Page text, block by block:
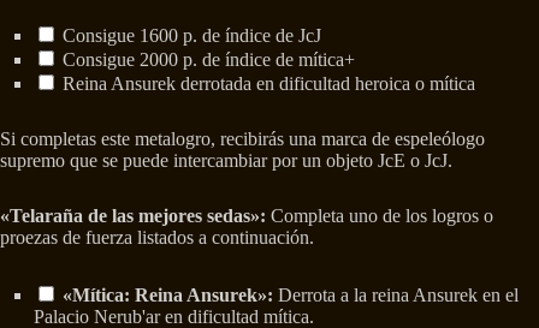
Consigue 1600 p. de índice de JcJ
Consigue 2000 p. de índice de mítica+
Reina Ansurek derrotada en dificultad heroica o mítica
Si completas este metalogro, recibirás una marca de espeleólogo
supremo que se puede intercambiar por un objeto JcE o JcJ.
«Telaraña de las mejores sedas»: Completa uno de los logros o
proezas de fuerza listados a continuación.
«Mítica: Reina Ansurek»: Derrota a la reina Ansurek en el
Palacio Nerub'ar en dificultad mítica.